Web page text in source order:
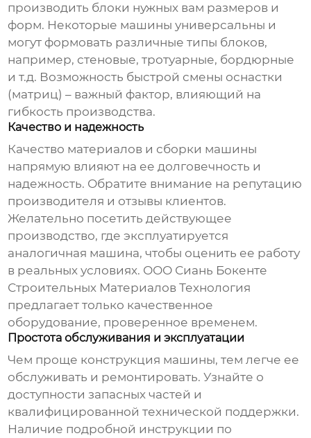
производить блоки нужных вам размеров и
форм. Некоторые машины универсальны и
могут формовать различные типы блоков,
например, стеновые, тротуарные, бордюрные
и т.д. Возможность быстрой смены оснастки
(матриц) – важный фактор, влияющий на
гибкость производства.
Качество и надежность
Качество материалов и сборки машины
напрямую влияют на ее долговечность и
надежность. Обратите внимание на репутацию
производителя и отзывы клиентов.
Желательно посетить действующее
производство, где эксплуатируется
аналогичная машина, чтобы оценить ее работу
в реальных условиях. ООО Сиань Бокенте
Строительных Материалов Технология
предлагает только качественное
оборудование, проверенное временем.
Простота обслуживания и эксплуатации
Чем проще конструкция машины, тем легче ее
обслуживать и ремонтировать. Узнайте о
доступности запасных частей и
квалифицированной технической поддержки.
Наличие подробной инструкции по